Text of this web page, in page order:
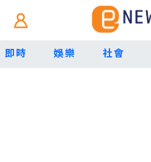
即時 娛樂 社會